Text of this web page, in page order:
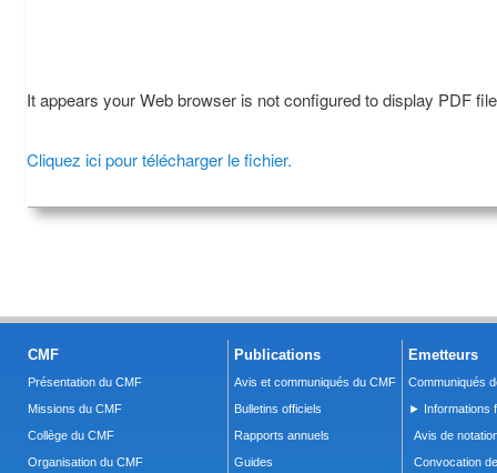
It appears your Web browser is not configured to display PDF
Cliquez ici pour télécharger le fichier.
CMF
Présentation du CMF
Missions du CMF
Collège du CMF
Organisation du CMF
Publications
Avis et communiqués du CMF
Bulletins officiels
Rapports annuels
Guides
Emetteurs
Communiqués
► Informations
Avis de
Convocation